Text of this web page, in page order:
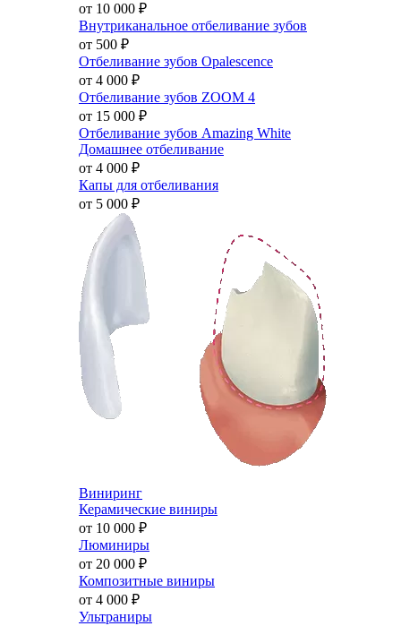
от 10 000 ₽
Внутриканальное отбеливание зубов
от 500 ₽
Отбеливание зубов Opalescence
от 4 000 ₽
Отбеливание зубов ZOOM 4
от 15 000 ₽
Отбеливание зубов Amazing White
Домашнее отбеливание
от 4 000 ₽
Капы для отбеливания
от 5 000 ₽
Виниринг
Керамические виниры
от 10 000 ₽
Люминиры
от 20 000 ₽
Композитные виниры
от 4 000 ₽
Ультраниры